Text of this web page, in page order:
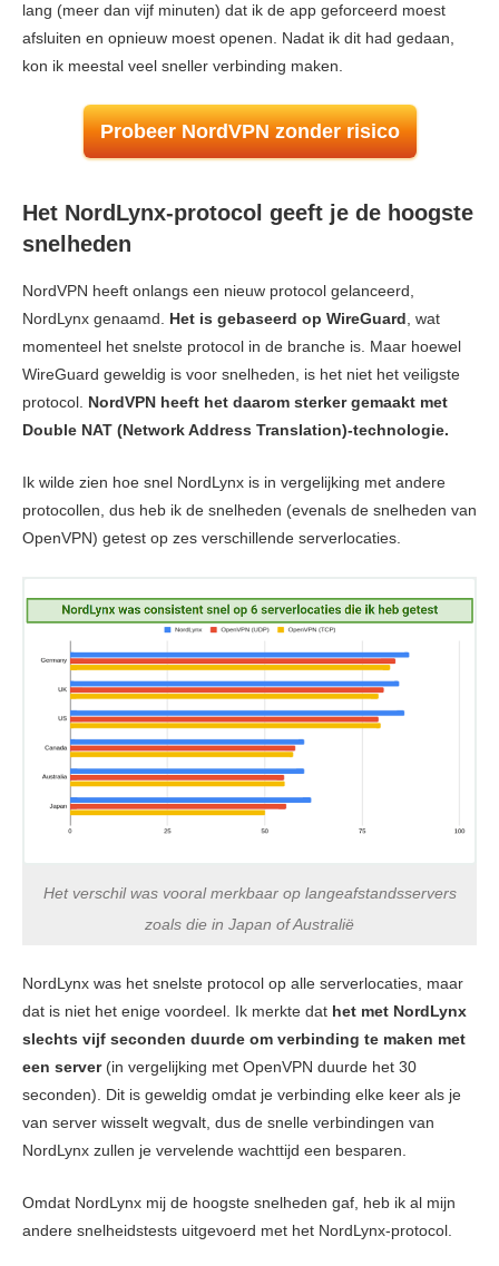
lang (meer dan vijf minuten) dat ik de app geforceerd moest
afsluiten en opnieuw moest openen. Nadat ik dit had gedaan,
kon ik meestal veel sneller verbinding maken.
Probeer NordVPN zonder risico
Het NordLynx-protocol geeft je de hoogste
snelheden
NordVPN heeft onlangs een nieuw protocol gelanceerd,
NordLynx genaamd. Het is gebaseerd op WireGuard , wat
momenteel het snelste protocol in de branche is. Maar hoewel
WireGuard geweldig is voor snelheden, is het niet het veiligste
protocol. NordVPN heeft het daarom sterker gemaakt met
Double NAT (Network Address Translation)-technologie.
Ik wilde zien hoe snel NordLynx is in vergelijking met andere
protocollen, dus heb ik de snelheden (evenals de snelheden van
OpenVPN) getest op zes verschillende serverlocaties.
Het verschil was vooral merkbaar op langeafstandsservers
zoals die in Japan of Australië
NordLynx was het snelste protocol op alle serverlocaties, maar
dat is niet het enige voordeel. Ik merkte dat het met NordLynx
slechts vijf seconden duurde om verbinding te maken met
een server (in vergelijking met OpenVPN duurde het 30
seconden). Dit is geweldig omdat je verbinding elke keer als je
van server wisselt wegvalt, dus de snelle verbindingen van
NordLynx zullen je vervelende wachttijd een besparen.
Omdat NordLynx mij de hoogste snelheden gaf, heb ik al mijn
andere snelheidstests uitgevoerd met het NordLynx-protocol.